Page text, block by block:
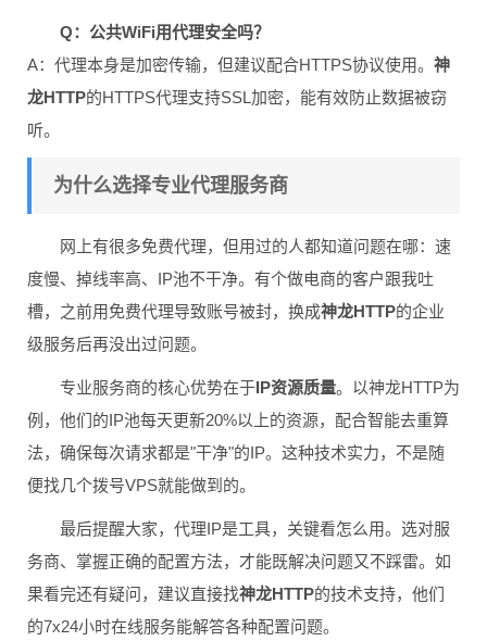
Q：公共WiFi用代理安全吗？
A：代理本身是加密传输，但建议配合HTTPS协议使用。 神
龙HTTP的HTTPS代理支持SSL加密，能有效防止数据被窃
听。
为什么选择专业代理服务商
网上有很多免费代理，但用过的人都知道问题在哪：速
度慢、掉线率高、IP池不干净。有个做电商的客户跟我吐
槽，之前用免费代理导致账号被封，换成神龙HTTP的企业
级服务后再没出过问题。
专业服务商的核心优势在于IP资源质量。以神龙HTTP为
例，他们的IP池每天更新20%以上的资源，配合智能去重算
法，确保每次请求都是"干净"的IP。这种技术实力，不是随
便找几个拨号VPS就能做到的。
最后提醒大家，代理IP是工具，关键看怎么用。选对服
务商、掌握正确的配置方法，才能既解决问题又不踩雷。如
果看完还有疑问，建议直接找神龙HTTP的技术支持，他们
的7x24小时在线服务能解答各种配置问题。